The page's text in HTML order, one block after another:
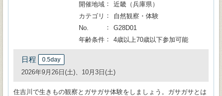
開催地域
近畿（兵庫県）
カテゴリ
自然観察・体験
No.
G28D01
年齢条件
4歳以上70歳以下参加可能
日程 0.5day
2026年9月26日(土)、10月3日(土)
住吉川で生きもの観察とガサガサ体験をしましょう。ガサガサとは